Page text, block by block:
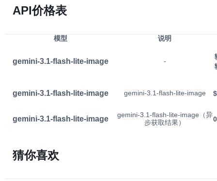
API价格表
模型 说明
gemini-3.1-flash-lite-image -
gemini-3.1-flash-lite-image gemini-3.1-flash-lite-image
gemini-3.1-flash-lite-image
gemini-3.1-flash-lite-image（异
步获取结果）
猜你喜欢